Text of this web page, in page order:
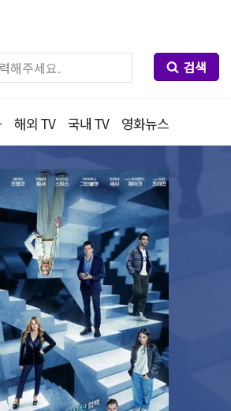
검색
해외 TV 국내 TV 영화뉴스